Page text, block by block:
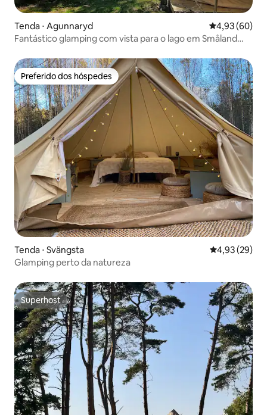
Tenda ⋅ Agunnaryd 4,93 de uma
4,93 (60)
Fantástico glamping com vista para o lago em Småland
Preferido dos hóspedes
Preferido dos hóspedes
Tenda ⋅ Svängsta 4,93 de uma
4,93 (29)
Glamping perto da natureza
Superhost
Superhost